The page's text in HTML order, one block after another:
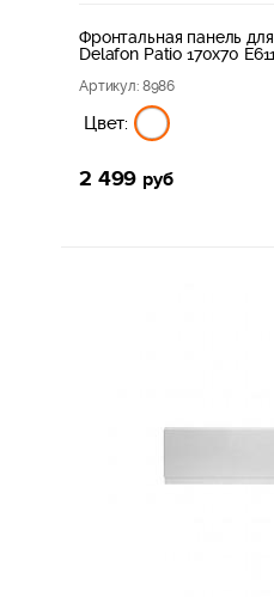
Фронтальная панель
Delafon Patio 170x70
Артикул: 8986
Цвет:
2 499 руб